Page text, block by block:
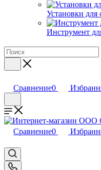
Установки для
Инструмент
Сравнение0
Сравнение0